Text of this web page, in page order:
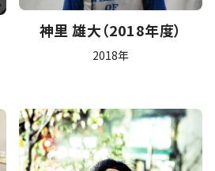
神里 雄大（2018年度）
2018年